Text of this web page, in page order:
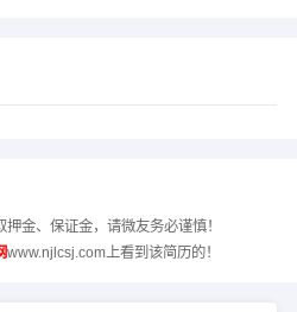
金、保证金，请微友务必谨慎！
www.njlcsj.com上看到该简历的！